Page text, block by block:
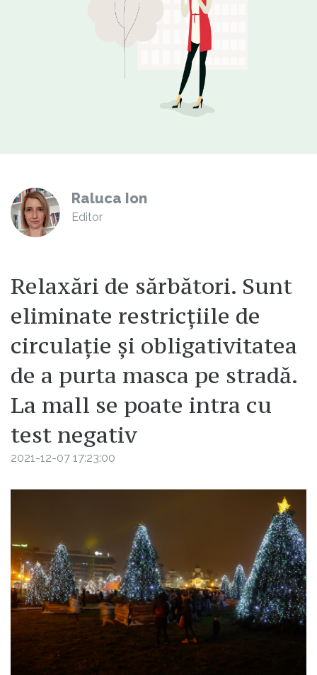
Raluca Ion
Editor
Relaxări de sărbători. Sunt
eliminate restricțiile de
circulație și obligativitatea
de a purta masca pe stradă.
La mall se poate intra cu
test negativ
2021-12-07 17:23:00